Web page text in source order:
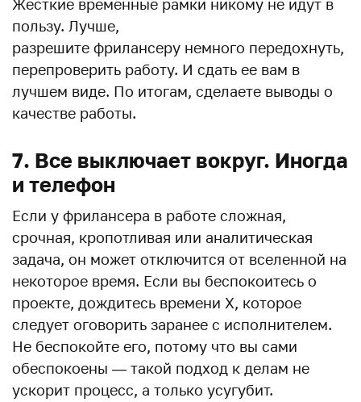
Жесткие временные рамки никому не идут в
пользу. Лучше,
разрешите фрилансеру немного передохнуть,
перепроверить работу. И сдать ее вам в
лучшем виде. По итогам, сделаете выводы о
качестве работы.
7. Все выключает вокруг. Иногда
и телефон
Если у фрилансера в работе сложная,
срочная, кропотливая или аналитическая
задача, он может отключится от вселенной на
некоторое время. Если вы беспокоитесь о
проекте, дождитесь времени X, которое
следует оговорить заранее с исполнителем.
Не беспокойте его, потому что вы сами
обеспокоены — такой подход к делам не
ускорит процесс, а только усугубит.